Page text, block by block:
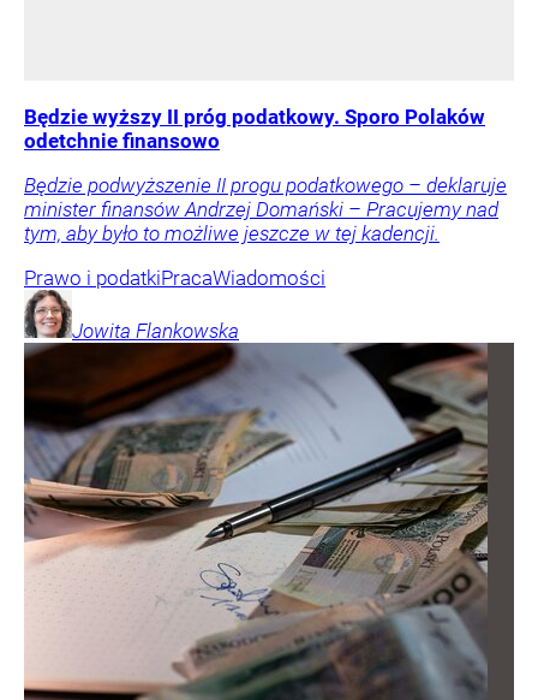
Będzie wyższy II próg podatkowy. Sporo Polaków
odetchnie finansowo
Będzie podwyższenie II progu podatkowego – deklaruje
minister finansów Andrzej Domański – Pracujemy nad
tym, aby było to możliwe jeszcze w tej kadencji.
Prawo i podatkiPracaWiadomości
Jowita Flankowska